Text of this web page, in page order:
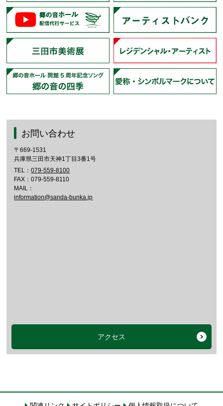
お問い合わせ
〒669-1531
兵庫県三田市天神1丁目3番1号
TEL：079-559-8100
FAX：079-559-8110
MAIL：
information@sanda-bunka.jp
アクセス